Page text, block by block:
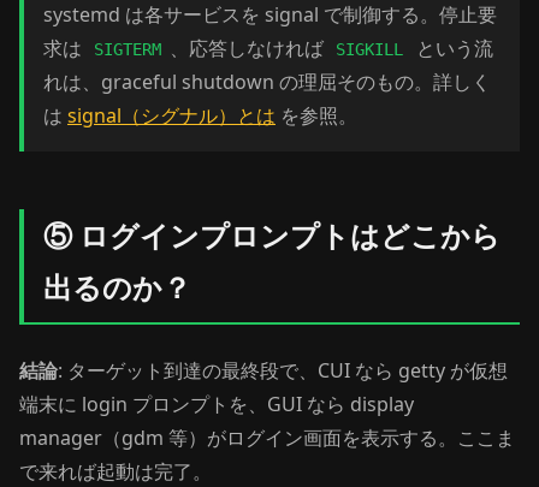
systemd は各サービスを signal で制御する。停止要
求は
SIGTERM 、応答しなければ SIGKILL
という流
れは、graceful shutdown の理屈そのもの。詳しく
は signal（シグナル）とは を参照。
⑤ ログインプロンプトはどこから
出るのか？
結論: ターゲット到達の最終段で、CUI なら getty が仮想
端末に login プロンプトを、GUI なら display
manager（gdm 等）がログイン画面を表示する。ここま
で来れば起動は完了。